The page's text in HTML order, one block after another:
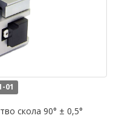
01
скола 90° ± 0,5°